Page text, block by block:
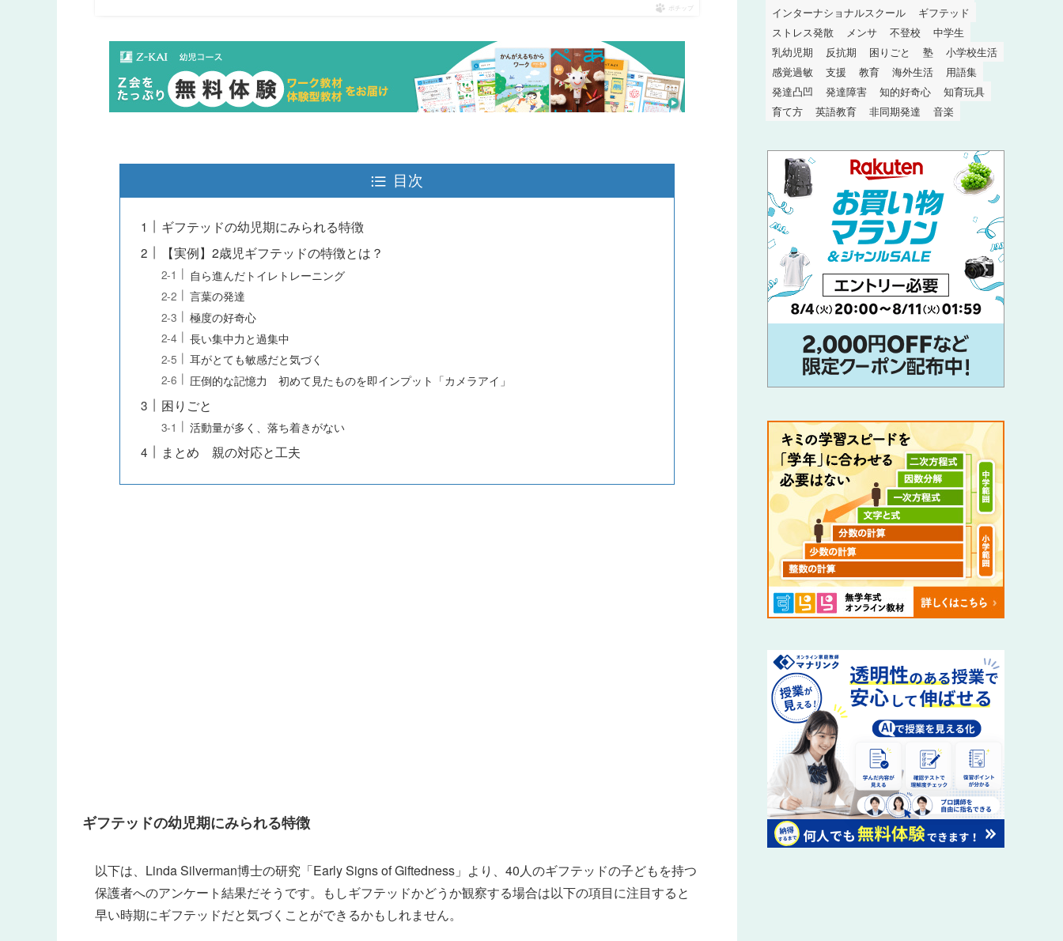
ポチップ
目次
ギフテッドの幼児期にみられる特徴
【実例】2歳児ギフテッドの特徴とは？
自ら進んだトイレトレーニング
言葉の発達
極度の好奇心
長い集中力と過集中
耳がとても敏感だと気づく
圧倒的な記憶力 初めて見たものを即インプット「カメラアイ」
困りごと
活動量が多く、落ち着きがない
まとめ 親の対応と工夫
ギフテッドの幼児期にみられる特徴
以下は、Linda Silverman博士の研究「Early Signs of Giftedness」より、40人のギフテッドの子どもを持つ
保護者へのアンケート結果だそうです。もしギフテッドかどうか観察する場合は以下の項目に注目すると
早い時期にギフテッドだと気づくことができるかもしれません。
インターナショナルスクール
ギフテッド
ストレス発散
メンサ 不登校
中学生
乳幼児期
反抗期 困りごと 塾
小学校生活
感覚過敏
支援 教育 海外生活
用語集
発達凸凹
発達障害 知的好奇心
知育玩具
育て方
英語教育 非同期発達 音楽